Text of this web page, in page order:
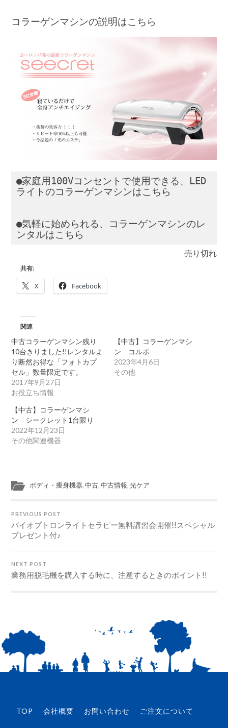
コラーゲンマシンの説明はこちら
●家庭用100Vコンセントで使用できる、LED
ライトのコラーゲンマシンはこちら
●気軽に始められる、
コラーゲンマシンのレ
ンタルはこちら
売り切れ
共有:
X Facebook
関連
中古コラーゲンマシン残り
10台きりました!!レンタルよ
り断然お得な「フォトカプ
セル」数量限定です。
2017年9月27日
お役立ち情報
【中古】コラーゲンマシ
ン コルポ
2023年4月6日
その他
【中古】コラーゲンマシ
ン シークレット1台限り
2022年12月23日
その他関連機器
ボディ・痩身機器,中古,中古情報,光ケア
PREVIOUS POST
バイオプトロンライトセラピー無料講習会開催!!スペシャル
プレゼント付♪
NEXT POST
業務用脱毛機を購入する時に、注意するときのポイント!!
TOP 会社概要 お問い合わせ ご注文について